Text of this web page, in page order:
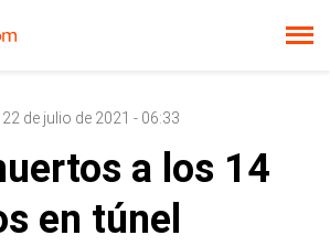
22 de julio de 2021 - 06:33
a los 14
en túnel